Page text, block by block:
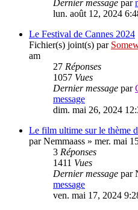
Dernier message par
lun. août 12, 2024
Le Festival de Cannes 2024
Fichier(s) joint(s) par
am
27 Réponses
1057 Vues
Dernier message par
message
dim. mai 26, 2024
Le film ultime sur le thème
parNemmaass » mer. mai
3 Réponses
1411 Vues
Dernier message par
message
ven. mai 17, 2024